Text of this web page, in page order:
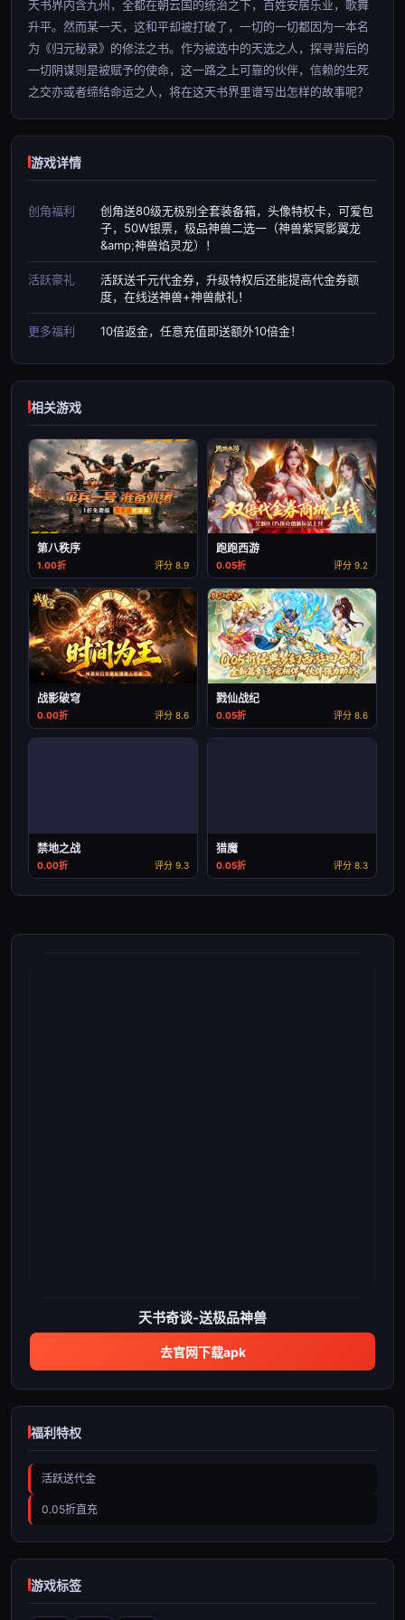
天书界内含九州，全都在朝云国的统治之下，百姓安居乐业，歌舞
升平。然而某一天，这和平却被打破了，一切的一切都因为一本名
为《归元秘录》的修法之书。作为被选中的天选之人，探寻背后的
一切阴谋则是被赋予的使命，这一路之上可靠的伙伴，信赖的生死
之交亦或者缔结命运之人，将在这天书界里谱写出怎样的故事呢？
游戏详情
创角福利
创角送80级无极别全套装备箱，头像特权卡，可爱包
子，50W银票，极品神兽二选一（神兽紫冥影翼龙
&amp;神兽焰灵龙）！
活跃豪礼
活跃送千元代金券，升级特权后还能提高代金券额
度，在线送神兽+神兽献礼！
更多福利 10倍返金，任意充值即送额外10倍金！
相关游戏
第八秩序
1.00折 评分 8.9
跑跑西游
0.05折 评分 9.2
战影破穹
0.00折 评分 8.6
戮仙战纪
0.05折 评分 8.6
禁地之战
0.00折 评分 9.3
猎魔
0.05折 评分 8.3
天书奇谈-送极品神兽
去官网下载apk
福利特权
活跃送代金
0.05折直充
游戏标签